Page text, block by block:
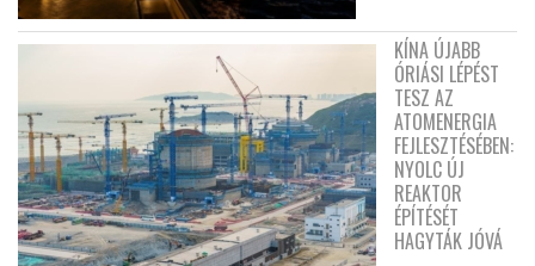
KÍNA ÚJABB
ÓRIÁSI LÉPÉST
TESZ AZ
ATOMENERGIA
FEJLESZTÉSÉBEN:
NYOLC ÚJ
REAKTOR
ÉPÍTÉSÉT
HAGYTÁK JÓVÁ